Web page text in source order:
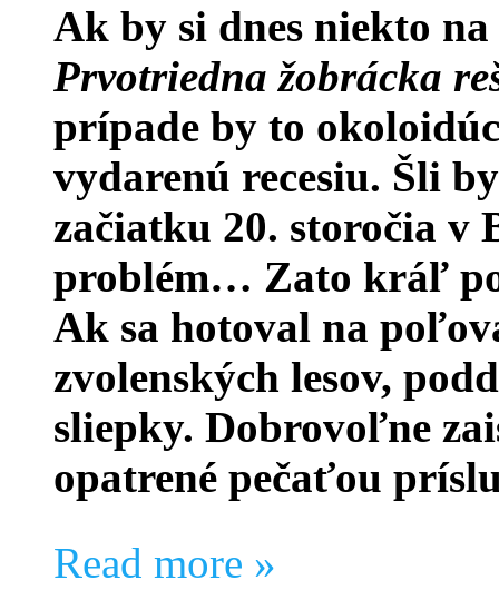
kráľa
a
žobrácka
kuchyňa
Ak by si dnes niekto
Prvotriedna žobrácka
prípade by to
vydarenú recesiu. Šli
začiatku 20. storočia v
problém… Zato kráľ
Ak sa hotoval na
zvolenských lesov,
sliepky. Dobrovoľne
opatrené pečaťou
Read more »